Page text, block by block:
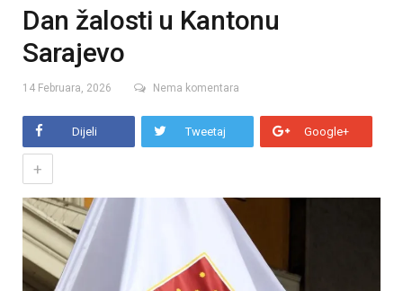
Dan žalosti u Kantonu
Sarajevo
14 Februara, 2026 Nema komentara
Dijeli Tweetaj Google+
+